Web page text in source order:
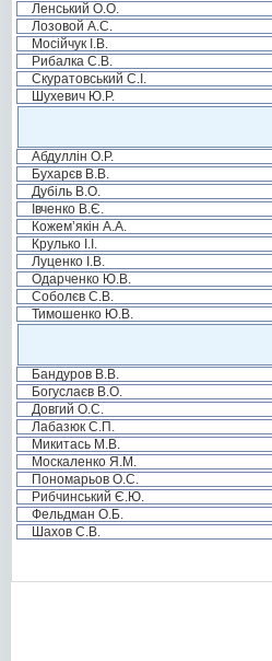
Ленський О.О.
Лозовой А.С.
Мосійчук І.В.
Рибалка С.В.
Скуратовський С.І.
Шухевич Ю.Р.
Абдуллін О.Р.
Бухарєв В.В.
Дубіль В.О.
Івченко В.Є.
Кожем’якін А.А.
Крулько І.І.
Луценко І.В.
Одарченко Ю.В.
Соболєв С.В.
Тимошенко Ю.В.
Бандуров В.В.
Богуслаєв В.О.
Довгий О.С.
Лабазюк С.П.
Микитась М.В.
Москаленко Я.М.
Пономарьов О.С.
Рибчинський Є.Ю.
Фельдман О.Б.
Шахов С.В.